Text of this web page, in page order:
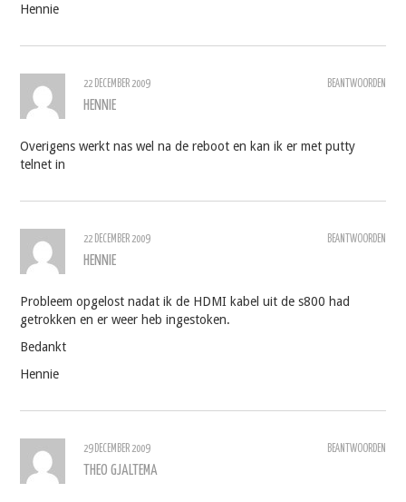
Hennie
BEANTWOORDEN
22 DECEMBER 2009
HENNIE
Overigens werkt nas wel na de reboot en kan ik er met putty
telnet in
BEANTWOORDEN
22 DECEMBER 2009
HENNIE
Probleem opgelost nadat ik de HDMI kabel uit de s800 had
getrokken en er weer heb ingestoken.
Bedankt
Hennie
BEANTWOORDEN
29 DECEMBER 2009
THEO GJALTEMA